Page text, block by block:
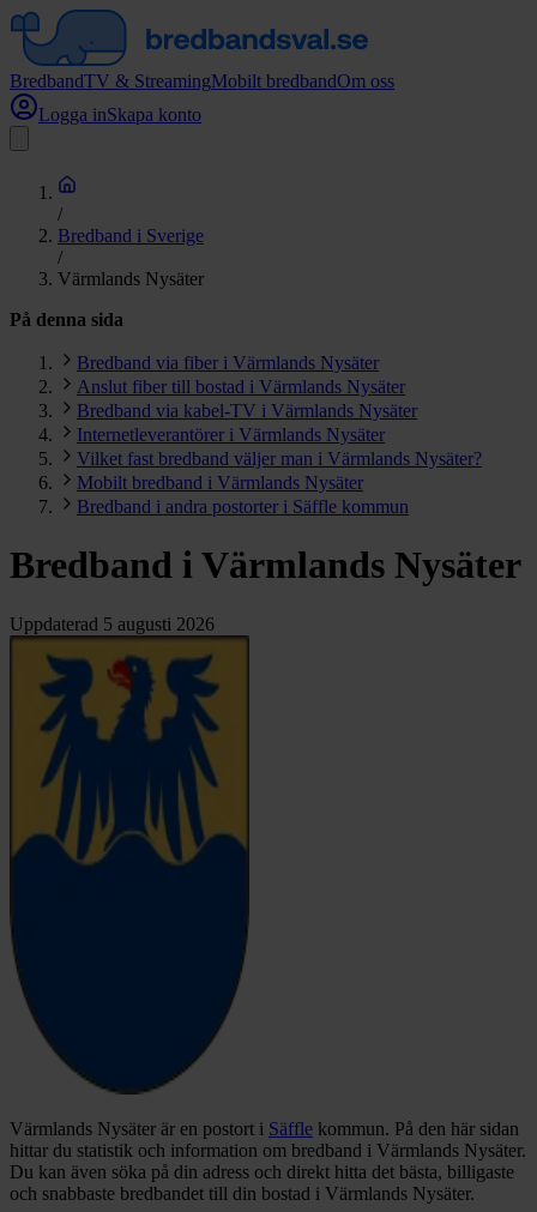
BredbandTV & StreamingMobilt bredbandOm oss
Logga inSkapa konto
/
Bredband i Sverige
/
Värmlands Nysäter
På denna sida
Bredband via fiber i Värmlands Nysäter
Anslut fiber till bostad i Värmlands Nysäter
Bredband via kabel-TV i Värmlands Nysäter
Internetleverantörer i Värmlands Nysäter
Vilket fast bredband väljer man i Värmlands Nysäter?
Mobilt bredband i Värmlands Nysäter
Bredband i andra postorter i Säffle kommun
Bredband i Värmlands Nysäter
Uppdaterad 5 augusti 2026
Värmlands Nysäter är en postort i Säffle kommun. På den här sidan
hittar du statistik och information om bredband i Värmlands Nysäter.
Du kan även söka på din adress och direkt hitta det bästa, billigaste
och snabbaste bredbandet till din bostad i Värmlands Nysäter.